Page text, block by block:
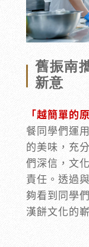
舊振南
新意
「越簡單的
餐同學們運
的美味，充
們深信，文
責任。透過
夠看到同學
漢餅文化的